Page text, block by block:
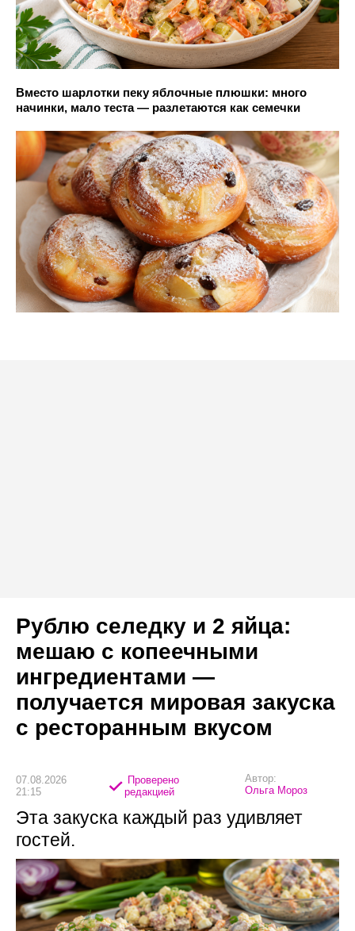
Вместо шарлотки пеку яблочные плюшки: много
начинки, мало теста — разлетаются как семечки
Рублю селедку и 2 яйца:
мешаю с копеечными
ингредиентами —
получается мировая закуска
с ресторанным вкусом
07.08.2026
21:15
Проверено
редакцией
Автор:
Ольга Мороз
Эта закуска каждый раз удивляет
гостей.